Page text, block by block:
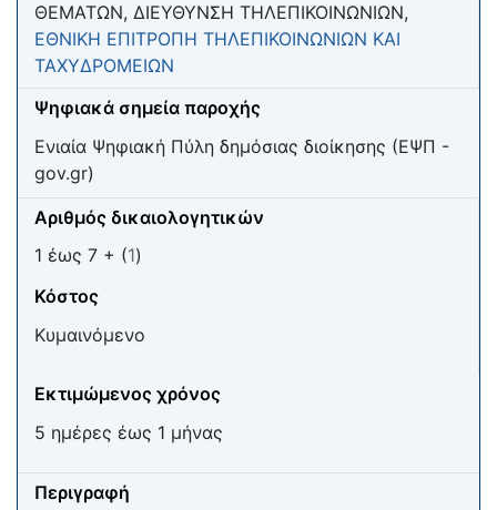
ΘΕΜΑΤΩΝ, ΔΙΕΥΘΥΝΣΗ ΤΗΛΕΠΙΚΟΙΝΩΝΙΩΝ,
ΕΘΝΙΚΗ ΕΠΙΤΡΟΠΗ ΤΗΛΕΠΙΚΟΙΝΩΝΙΩΝ ΚΑΙ
ΤΑΧΥΔΡΟΜΕΙΩΝ
Ψηφιακά σημεία παροχής
Ενιαία Ψηφιακή Πύλη δημόσιας διοίκησης (ΕΨΠ -
gov.gr)
Αριθμός δικαιολογητικών
1 έως 7 + (1)
Κόστος
Κυμαινόμενο
Εκτιμώμενος χρόνος
5 ημέρες έως 1 μήνας
Περιγραφή